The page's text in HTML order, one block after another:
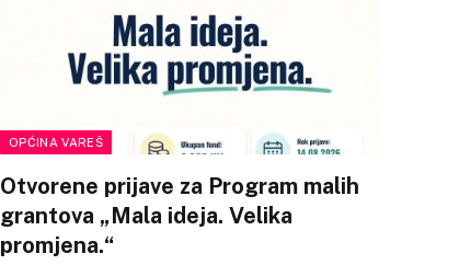
OPĆINA VAREŠ
Otvorene prijave za Program malih
grantova „Mala ideja. Velika
promjena.“